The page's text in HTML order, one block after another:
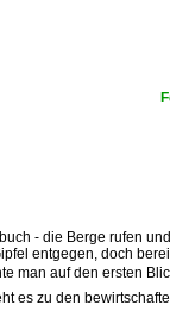
- die Berge rufen
entgegen, doch
man auf den ersten
es zu den